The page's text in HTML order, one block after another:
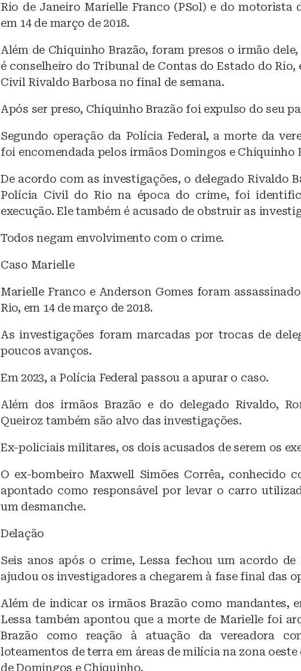
Rio de Janeiro Marielle Franco (PSol) e do motorista
em 14 de março de 2018.
Além de Chiquinho Brazão, foram presos o irmão
é conselheiro do Tribunal de Contas do Estado do Rio,
Civil Rivaldo Barbosa no final de semana.
Após ser preso, Chiquinho Brazão foi expulso do seu
Segundo operação da Polícia Federal, a morte da
foi encomendada pelos irmãos Domingos e Chiquinho
De acordo com as investigações, o delegado Rivaldo
Polícia Civil do Rio na época do crime, foi
execução. Ele também é acusado de obstruir as
Todos negam envolvimento com o crime.
Caso Marielle
Marielle Franco e Anderson Gomes foram
Rio, em 14 de março de 2018.
As investigações foram marcadas por trocas de
poucos avanços.
Em 2023, a Polícia Federal passou a apurar o caso.
Além dos irmãos Brazão e do delegado Rivaldo,
Queiroz também são alvo das investigações.
Ex-policiais militares, os dois acusados de serem os
O ex-bombeiro Maxwell Simões Corrêa, conhecido
apontado como responsável por levar o carro
um desmanche.
Delação
Seis anos após o crime, Lessa fechou um acordo de
ajudou os investigadores a chegarem à fase final das
Além de indicar os irmãos Brazão como mandantes,
Lessa também apontou que a morte de Marielle foi
Brazão como reação à atuação da vereadora
loteamentos de terra em áreas de milícia na zona
de Domingos e Chiquinho.